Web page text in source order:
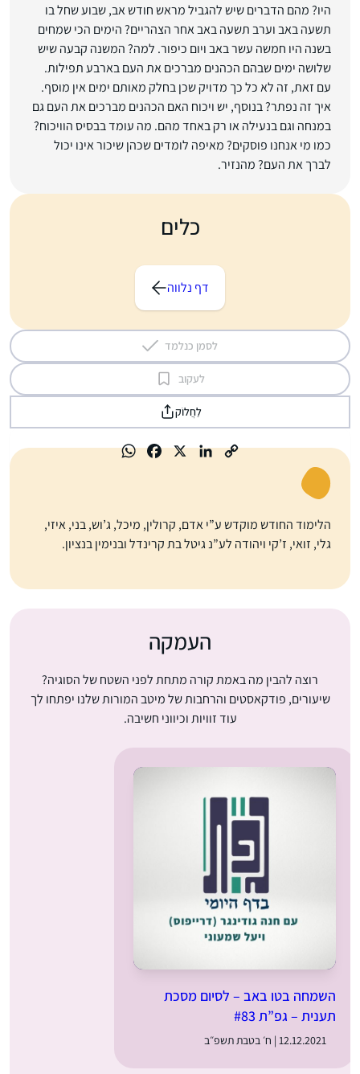
היו? מהם הדברים שיש להגביל מראש חודש אב, שבוע שחל בו
תשעה באב וערב תשעה באב אחר הצהריים? הימים הכי שמחים
בשנה היו חמשה עשר באב ויום כיפור. למה? המשנה קבעה שיש
שלושה ימים שבהם הכהנים מברכים את העם בארבע תפילות.
עם זאת, זה לא כל כך מדויק שכן בחלק מאותם ימים אין מוסף.
איך זה נפתר? בנוסף, יש ויכוח האם הכהנים מברכים את העם גם
במנחה וגם בנעילה או רק באחד מהם. מה עומד בבסיס הוויכוח?
כמו מי אנחנו פוסקים? מאיפה לומדים שכהן שיכור אינו יכול
לברך את העם? מהנזיר.
כלים
דף נלווה
לסמן כנלמד
לעקוב
לַחֲלוֹק
הלימוד החודש מוקדש ע”י אדם, קרולין, מיכל, ג’וש, בני, איזי,
גלי, זואי, ז’קי ויהודה לע”נ גיטל בת קרינדל ובנימין בנציון.
העמקה
רוצה להבין מה באמת קורה מתחת לפני השטח של הסוגיה?
שיעורים, פודקאסטים והרחבות של מיטב המורות שלנו יפתחו לך
עוד זוויות וכיווני חשיבה.
השמחה בטו באב – לסיום מסכת
תענית – גפ”ת #83
12.12.2021 | ח׳ בטבת תשפ״ב